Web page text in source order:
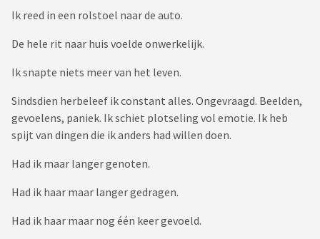
Ik reed in een rolstoel naar de auto.
De hele rit naar huis voelde onwerkelijk.
Ik snapte niets meer van het leven.
Sindsdien herbeleef ik constant alles. Ongevraagd. Beelden,
gevoelens, paniek. Ik schiet plotseling vol emotie. Ik heb
spijt van dingen die ik anders had willen doen.
Had ik maar langer genoten.
Had ik haar maar langer gedragen.
Had ik haar maar nog één keer gevoeld.